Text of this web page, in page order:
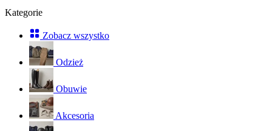
Kategorie
Zobacz wszystko
Odzież
Obuwie
Akcesoria